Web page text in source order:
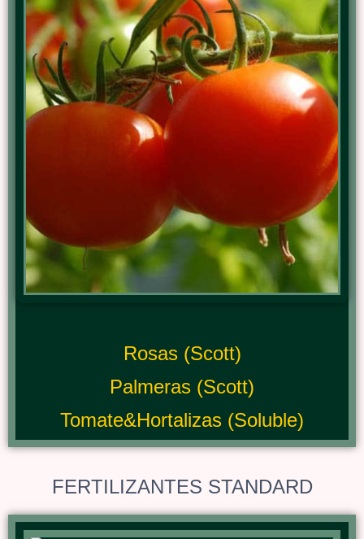
Rosas (Scott)
Palmeras (Scott)
Tomate&Hortalizas (Soluble)
FERTILIZANTES STANDARD